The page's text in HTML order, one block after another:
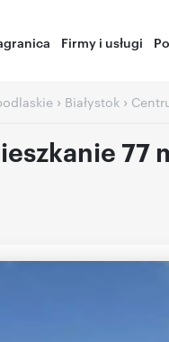
Firmy i usługi
› Białystok ›
77